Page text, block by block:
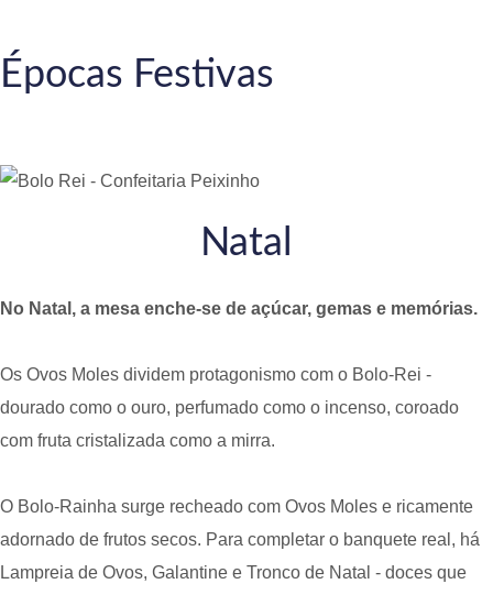
Épocas Festivas
Natal
No Natal, a mesa enche-se de açúcar, gemas e memórias.
Os Ovos Moles dividem protagonismo com o Bolo-Rei -
dourado como o ouro, perfumado como o incenso, coroado
com fruta cristalizada como a mirra.
O Bolo-Rainha surge recheado com Ovos Moles e ricamente
adornado de frutos secos. Para completar o banquete real, há
Lampreia de Ovos, Galantine e Tronco de Natal - doces que